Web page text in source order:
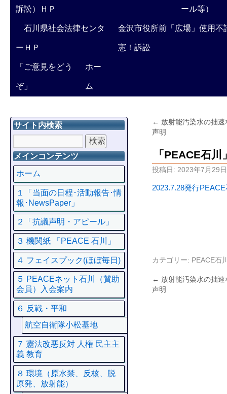
訴訟）ＨＰ ール等）
石川県社会法律センタ
ーＨＰ
金沢市役所前「広場」使用不
憲！訴訟
「ご意見をどう
ぞ」
ホー
ム
← 放射能汚染水の拙
声明
「PEACE石
投稿日: 2023年7月29日
2023.7.28発行
カテゴリー: PEACE石
← 放射能汚染水の拙
声明
サイト内検索
メインコンテンツ
ホーム
１「当面の日程･活動報告･情
報･NewsPaper」
２「抗議声明・アピール」
３ 機関紙 「PEACE 石川」
４ フェイスプック(ほぼ毎日)
５ PEACEネット石川（賛助
会員）入会案内
６ 反戦・平和
航空自衛隊小松基地
７ 憲法改悪反対 人権 民主主
義 教育
８ 環境（原水禁、反核、脱
原発、放射能）